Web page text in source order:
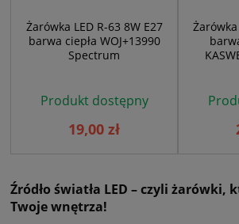
Żarówka LED R-63 8W E27
barwa ciepła WOJ+13990
Spectrum
Produkt dostępny
19,00 zł
Żarówka
Źródło światła LED – czyli żarówki,
Twoje wnętrza!